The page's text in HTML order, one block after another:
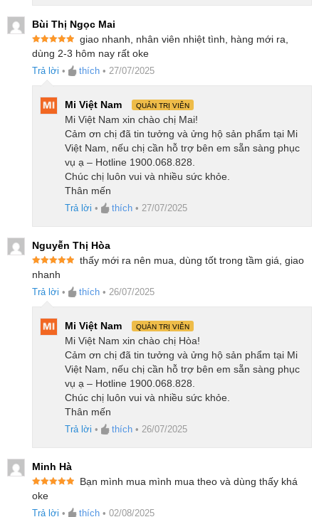
7.
Dock sạc đa năng của Qrevo C Pro làm sạch hoàn
toàn tự động
Công nghệ Reactive Tech giúp tránh vật cản chính xác
LiDAR
Ứng dụng Roborock tích hợp AI SmartPlan, kiểm soát
thông minh toàn diện
Thông số kĩ thuật sản phẩm
Hình ảnh thực tế sản phẩm
Ưu điểm của robot hút bụi lau nhà Roborock
Qrevo C Pro
Lực hút HyperForce 18.500Pa mạnh mẽ, hút
sạch cả bụi mịn và tóc rối
Hệ thống chống rối ba lớp tối ưu cho nhà có thú
cưng, tóc dài
Cây lau FlexiArm có thể kéo dài, lau sát chân
tường và các góc khuất
Chổi chính DuoDivide giúp gom tóc hiệu quả,
chống kẹt, chống nghẽn
Trạm sạc đa năng: đổ rác tự động, giặt giẻ nước
nóng 75°C, sấy khô khí nóng
Cây lau nhà tự nâng, ngăn làm ẩm thảm và lây
nhiễm chéo
Công nghệ Reactive Tech phát hiện và tránh vật
Bùi Thị Ngọc Mai
Được xếp
hạng5 5
sao
giao nhanh, nhân viên nhiệt tình, hàng mới ra,
dùng 2-3 hôm nay rất oke
Trả lời • thích • 27/07/2025
Mi Việt Nam QUẢN TRỊ VIÊN
Mi Việt Nam xin chào chị Mai!
Cảm ơn chị đã tin tưởng và ửng hộ sản phẩm tại Mi
Việt Nam, nếu chị cần hỗ trợ bên em sẵn sàng phục
vụ ạ – Hotline 1900.068.828.
Chúc chị luôn vui và nhiều sức khỏe.
Thân mến
Trả lời • thích • 27/07/2025
Nguyễn Thị Hòa
Được xếp
hạng55
sao
thấy mới ra nên mua, dùng tốt trong tầm giá, giao
nhanh
Trả lời • thích • 26/07/2025
Mi Việt Nam QUẢN TRỊ VIÊN
Mi Việt Nam xin chào chị Hòa!
Cảm ơn chị đã tin tưởng và ửng hộ sản phẩm tại Mi
Việt Nam, nếu chị cần hỗ trợ bên em sẵn sàng phục
vụ ạ – Hotline 1900.068.828.
Chúc chị luôn vui và nhiều sức khỏe.
Thân mến
Trả lời • thích • 26/07/2025
Minh Hà
Được xếp
hạng
sao
Bạn mình mua mình mua theo và dùng thấy khá
oke
Trả lời • thích • 02/08/2025